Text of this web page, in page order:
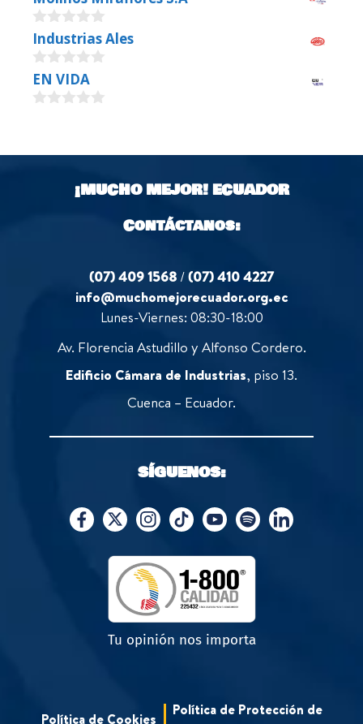
0
o
u
t
o
f
Industrias Ales
0
o
u
5
EN VIDA
t
¡MUCHO MEJOR!ECUADOR
Contáctanos:
(07) 409 1568 /(07) 410 4227
info@muchomejorecuador.org.ec
Lunes-Viernes: 08:30-18:00
Av. Florencia Astudillo y Alfonso Cordero.
Edificio Cámara de Industrias, piso 13.
Cuenca – Ecuador.
SÍGUENOS:
Tu opinión nos importa
Política de Cookies
Política de Protección de